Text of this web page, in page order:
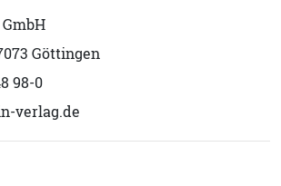
Göttingen
98-0
verlag.de